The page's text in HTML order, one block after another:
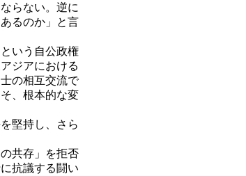
らない。逆に
るのか」と言
いう自公政権
ジアにおける
の相互交流で
、根本的な変
堅持し、さら
共存」を拒否
抗議する闘い